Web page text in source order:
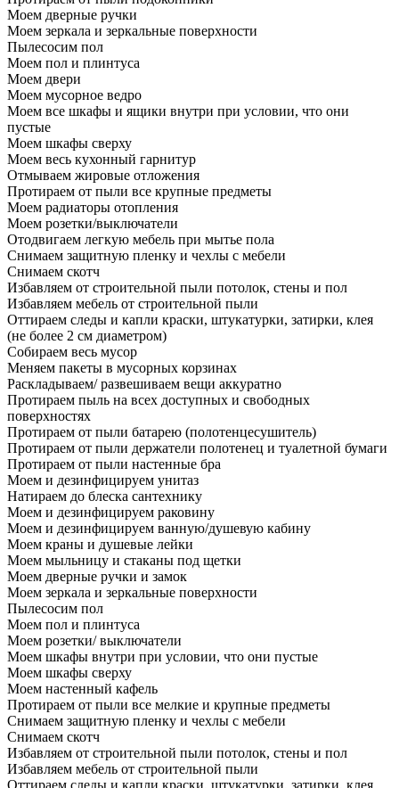
Моем дверные ручки
Моем зеркала и зеркальные поверхности
Пылесосим пол
Моем пол и плинтуса
Моем двери
Моем мусорное ведро
Моем все шкафы и ящики внутри при условии, что они
пустые
Моем шкафы сверху
Моем весь кухонный гарнитур
Отмываем жировые отложения
Протираем от пыли все крупные предметы
Моем радиаторы отопления
Моем розетки/выключатели
Отодвигаем легкую мебель при мытье пола
Снимаем защитную пленку и чехлы с мебели
Снимаем скотч
Избавляем от строительной пыли потолок, стены и пол
Избавляем мебель от строительной пыли
Оттираем следы и капли краски, штукатурки, затирки, клея
(не более 2 см диаметром)
Собираем весь мусор
Меняем пакеты в мусорных корзинах
Раскладываем/ развешиваем вещи аккуратно
Протираем пыль на всех доступных и свободных
поверхностях
Протираем от пыли батарею (полотенцесушитель)
Протираем от пыли держатели полотенец и туалетной бумаги
Протираем от пыли настенные бра
Моем и дезинфицируем унитаз
Натираем до блеска сантехнику
Моем и дезинфицируем раковину
Моем и дезинфицируем ванную/душевую кабину
Моем краны и душевые лейки
Моем мыльницу и стаканы под щетки
Моем дверные ручки и замок
Моем зеркала и зеркальные поверхности
Пылесосим пол
Моем пол и плинтуса
Моем розетки/ выключатели
Моем шкафы внутри при условии, что они пустые
Моем шкафы сверху
Моем настенный кафель
Протираем от пыли все мелкие и крупные предметы
Снимаем защитную пленку и чехлы с мебели
Снимаем скотч
Избавляем от строительной пыли потолок, стены и пол
Избавляем мебель от строительной пыли
Оттираем следы и капли краски, штукатурки, затирки, клея